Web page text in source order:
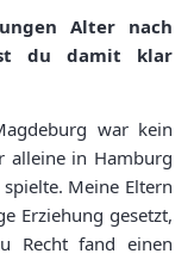
Alter nach
du damit klar
war kein
alleine in Hamburg
Meine Eltern
Erziehung gesetzt,
Recht fand einen